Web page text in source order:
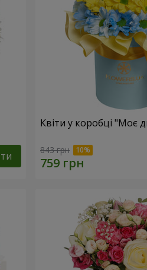
Квіти у коробці "Моє
843 грн